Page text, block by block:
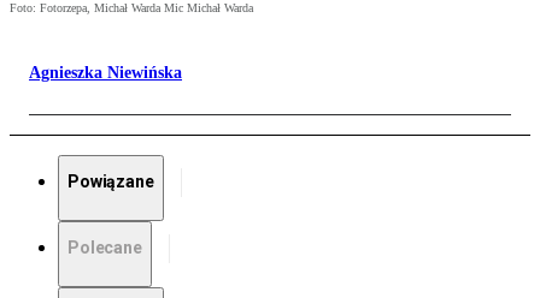
Foto: Fotorzepa, Michał Warda Mic Michał Warda
Agnieszka Niewińska
Powiązane
Polecane